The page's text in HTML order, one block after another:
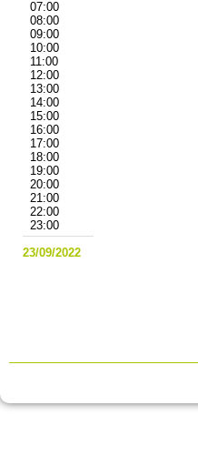
07:00
08:00
09:00
10:00
11:00
12:00
13:00
14:00
15:00
16:00
17:00
18:00
19:00
20:00
21:00
22:00
23:00
23/09/2022